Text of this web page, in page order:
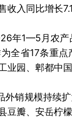
收入同比增长
年1—5月农产
全省17条重
业园、郫都中
外销规模持续
豆瓣、安岳柠